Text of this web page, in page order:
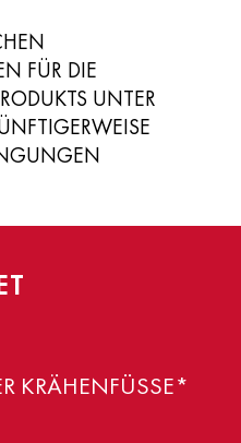
FÜR DIE V
UNTER N
V
E
KRÄHENFÜSSE*